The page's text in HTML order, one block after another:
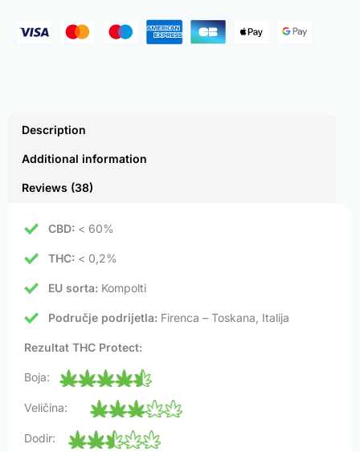
Description
Additional information
Reviews (38)
CBD: < 60%
THC: < 0,2%
EU sorta: Kompolti
Područje podrijetla: Firenca – Toskana, Italija
Rezultat THC Protect:
Boja:
Veličina:
Dodir: